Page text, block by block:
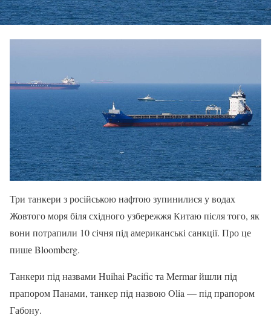
Три танкери з російською нафтою зупинилися у водах
Жовтого моря біля східного узбережжя Китаю після того, як
вони потрапили 10 січня під американські санкції. Про це
пише Bloomberg.
Танкери під назвами Huihai Pacific та Mermar йшли під
прапором Панами, танкер під назвою Olia — під прапором
Габону.